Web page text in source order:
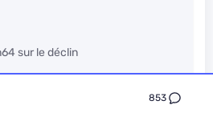
853
sur le déclin